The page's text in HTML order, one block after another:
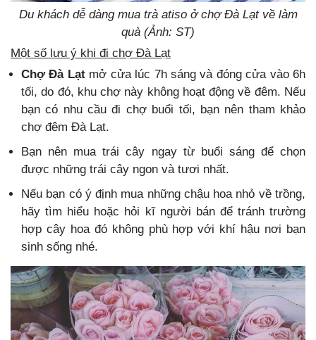
Du khách dễ dàng mua trà atiso ở chợ Đà Lạt về làm
quà (Ảnh: ST)
Một số lưu ý khi đi chợ Đà Lạt
Chợ Đà Lạtmở cửa lúc 7h sáng và đóng cửa vào 6h
tối, do đó, khu chợ này không hoạt động về đêm. Nếu
bạn có nhu cầu đi chợ buổi tối, bạn nên tham khảo
chợ đêm Đà Lạt.
Bạn nên mua trái cây ngay từ buổi sáng để chọn
được những trái cây ngon và tươi nhất.
Nếu bạn có ý định mua những chậu hoa nhỏ về trồng,
hãy tìm hiểu hoặc hỏi kĩ người bán để tránh trường
hợp cây hoa đó không phù hợp với khí hậu nơi bạn
sinh sống nhé.